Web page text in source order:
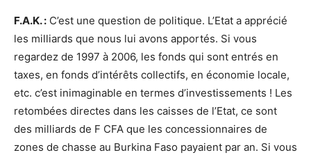
F.A.K. : C’est une question de politique. L’Etat a apprécié
les milliards que nous lui avons apportés. Si vous
regardez de 1997 à 2006, les fonds qui sont entrés en
taxes, en fonds d’intérêts collectifs, en économie locale,
etc. c’est inimaginable en termes d’investissements ! Les
retombées directes dans les caisses de l’Etat, ce sont
des milliards de F CFA que les concessionnaires de
zones de chasse au Burkina Faso payaient par an. Si vous